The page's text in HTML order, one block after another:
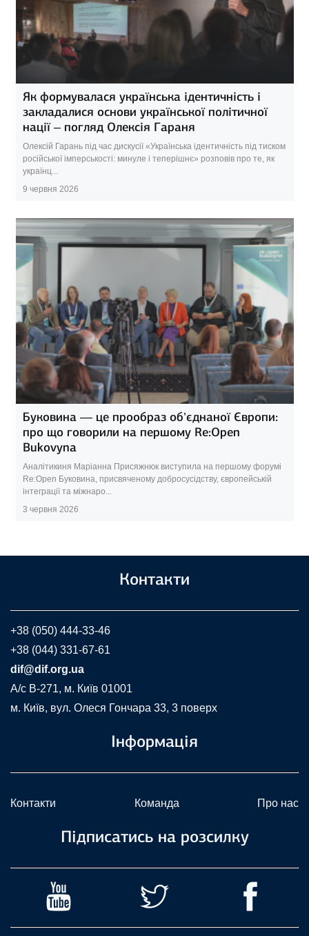
Як формувалася українська ідентичність і
закладалися основи української політичної
нації – погляд Олексія Гараня
Олексій Гарань під час дискусії «Українська ідентичність під тиском
російської імперськості: минуле і теперішнє» розповів про те, як
українц...
9 червня 2026
Буковина — це прообраз об’єднаної Європи:
про що говорили на першому Re:Open
Bukovyna
Аналітикиня Маріанна Присяжнюк виступила на першому форумі
Re:Open Буковина, присвяченому добросусідству, європейській
інтеграції та міжнаро...
3 червня 2026
Контакти
+38 (050) 444-33-46
+38 (044) 331-67-61
dif@dif.org.ua
A/c В-271, м. Київ 01001
м. Київ, вул. Олеся Гончара 33, 3 поверх
Інформація
Контакти Команда Про нас
Підписатись на розсилку